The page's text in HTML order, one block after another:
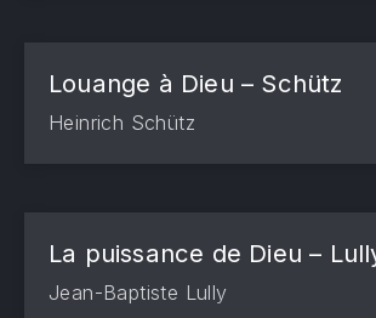
Louange à Dieu – Schütz
Heinrich Schütz
La puissance de Dieu –
Jean-Baptiste Lully